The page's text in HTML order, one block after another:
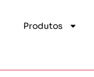
Produtos